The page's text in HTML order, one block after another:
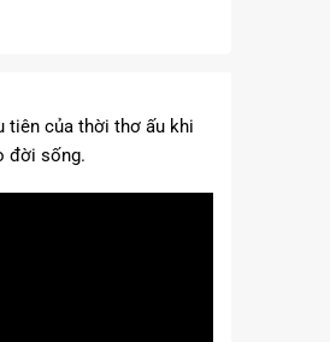
tiên của thời thơ ấu khi
đời sống.